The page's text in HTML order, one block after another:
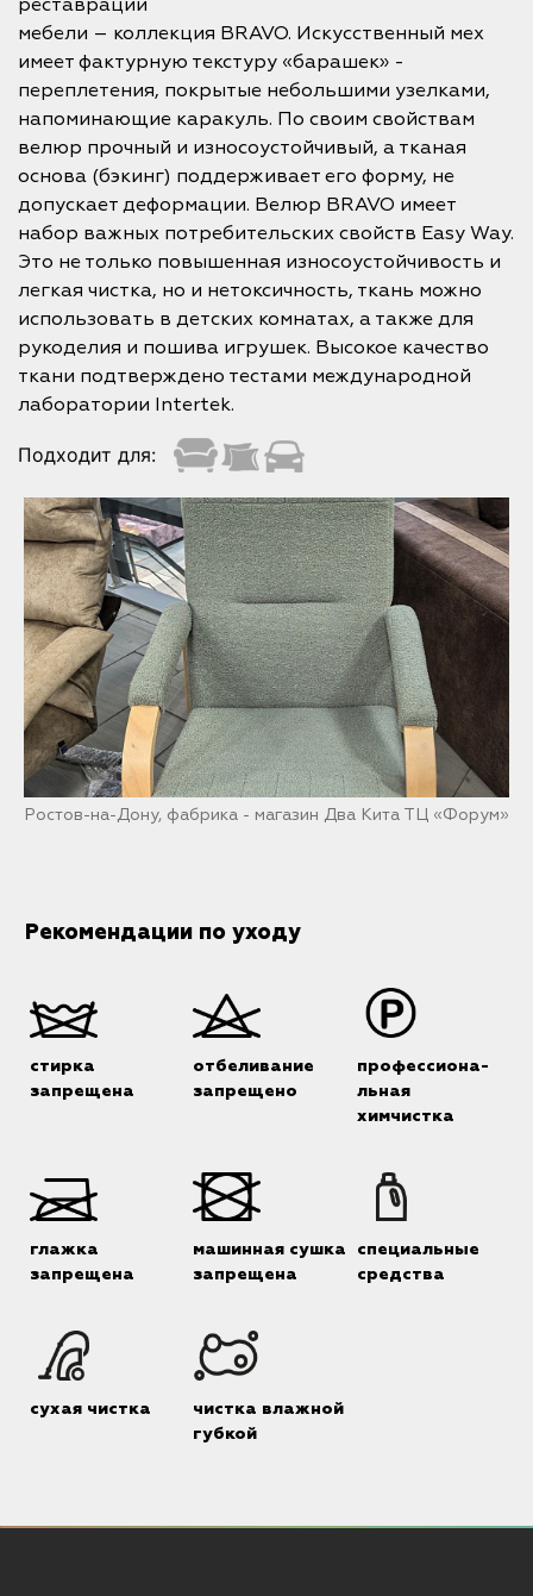
мебели – коллекция BRAVO. Искусственный мех
имеет фактурную текстуру «барашек» -
переплетения, покрытые небольшими узелками,
напоминающие каракуль. По своим свойствам
велюр прочный и износоустойчивый, а тканая
основа (бэкинг) поддерживает его форму, не
допускает деформации. Велюр BRAVO имеет
набор важных потребительских свойств Easy Way.
Это не только повышенная износоустойчивость и
легкая чистка, но и нетоксичность, ткань можно
использовать в детских комнатах, а также для
рукоделия и пошива игрушек. Высокое качество
ткани подтверждено тестами международной
лаборатории Intertek.
Подходит для:
Ростов-на-Дону, фабрика - магазин Два Кита ТЦ «Форум»
Рекомендации по уходу
стирка
запрещена
отбеливание
запрещено
профессиона-
льная
химчистка
глажка
запрещена
машинная сушка
запрещена
специальные
средства
сухая чистка
чистка влажной
губкой